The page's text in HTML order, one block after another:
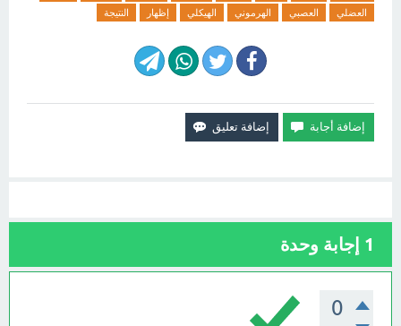
العضلي
العصبي الهرموني الهيكلي إظهار النتيجة
1 إجابة وحدة
0